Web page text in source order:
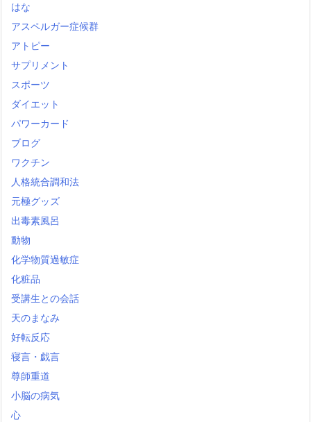
はな
アスペルガー症候群
アトピー
サプリメント
スポーツ
ダイエット
パワーカード
ブログ
ワクチン
人格統合調和法
元極グッズ
出毒素風呂
動物
化学物質過敏症
化粧品
受講生との会話
天のまなみ
好転反応
寝言・戯言
尊師重道
小脳の病気
心